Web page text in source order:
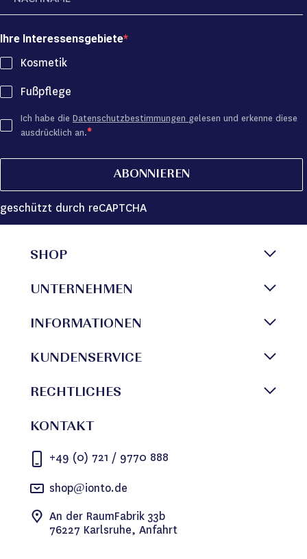
Ihre Interessensgebiete
Kosmetik
Fußpflege
Ich habe die Datenschutzbestimmungen gelesen und erkenne diese
ausdrücklich an.
ABONNIEREN
geschützt durch reCAPTCHA
SHOP
UNTERNEHMEN
INFORMATIONEN
KUNDENSERVICE
RECHTLICHES
KONTAKT
+49 (0) 721 / 9770 888
shop@ionto.de
An der RaumFabrik 33b
76227 Karlsruhe, Anfahrt